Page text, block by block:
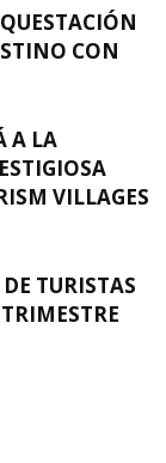
CON
A LA
VILLAGES
TURISTAS